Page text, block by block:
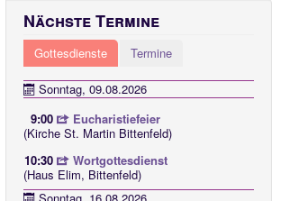
Nächste Termine
Gottesdienste Termine
Sonntag, 09.08.2026
9:00
Eucharistiefeier
(Kirche St. Martin Bittenfeld)
10:30
Wortgottesdienst
(Haus Elim, Bittenfeld)